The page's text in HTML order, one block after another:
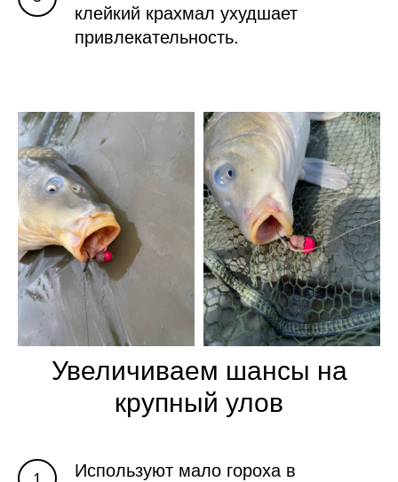
клейкий крахмал ухудшает
привлекательность.
Увеличиваем шансы на
крупный улов
Используют мало гороха в